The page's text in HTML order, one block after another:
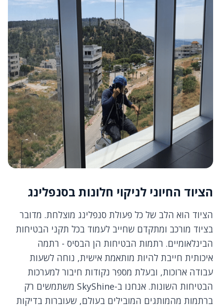
הציוד החיוני לניקוי חלונות בסנפלינג
הציוד הוא הלב של כל פעולת סנפלינג מוצלחת. מדובר
בציוד מורכב ומתקדם שחייב לעמוד בכל תקני הבטיחות
הבינלאומיים. רתמות הבטיחות הן הבסיס - רתמה
איכותית חייבת להיות מותאמת אישית, נוחה לשעות
עבודה ארוכות, ובעלת מספר נקודות חיבור למערכות
הבטיחות השונות. אנחנו ב-SkyShine משתמשים רק
ברתמות מהמותגים המובילים בעולם, שעוברות בדיקות